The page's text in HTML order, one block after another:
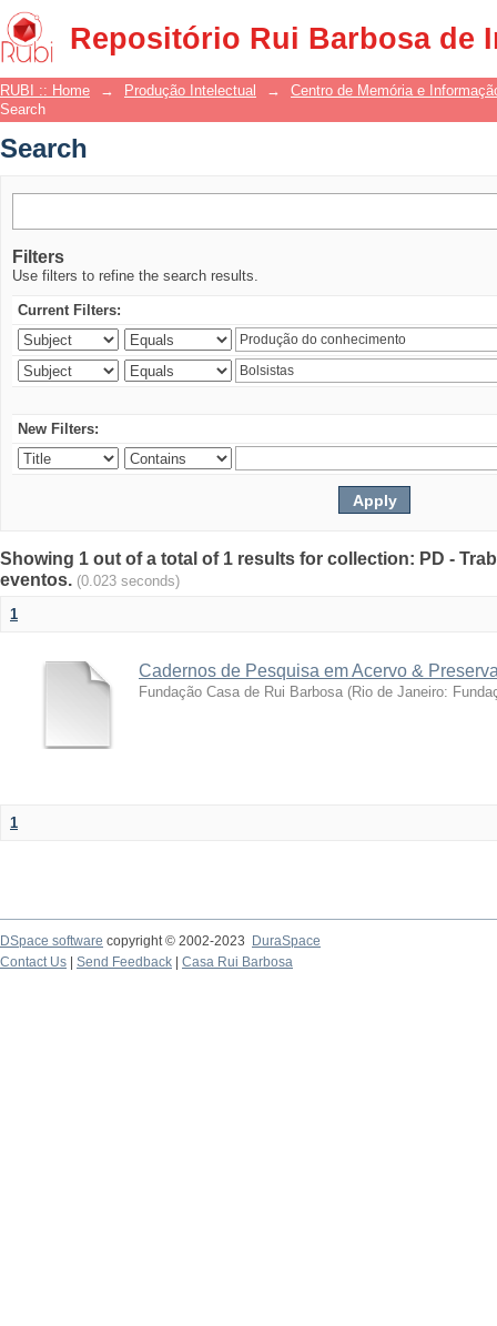
Repositório Rui Barbosa de
Search
RUBI :: Home → Produção Intelectual →
Centro de Memória e
Search
Search
Filters
Use filters to refine the search results.
Current Filters:
New Filters:
Showing 1 out of a total of 1 results for collection: PD -
eventos. (0.023 seconds)
1
Cadernos de Pesquisa em Acervo &
Fundação Casa de Rui Barbosa (Rio de Janeiro:
1
DSpace software copyright © 2002-2023
DuraSpace
Contact Us
Send Feedback Casa Rui Barbosa